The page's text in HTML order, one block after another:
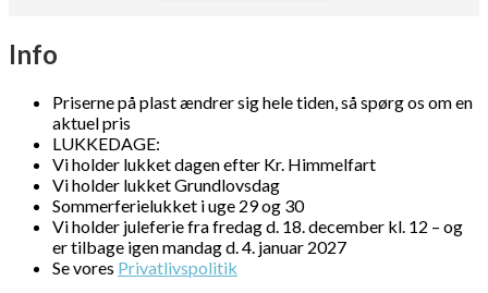
Info
Priserne på plast ændrer sig hele tiden, så spørg os om en
aktuel pris
LUKKEDAGE:
Vi holder lukket dagen efter Kr. Himmelfart
Vi holder lukket Grundlovsdag
Sommerferielukket i uge 29 og 30
Vi holder juleferie fra fredag d. 18. december kl. 12 – og
er tilbage igen mandag d. 4. januar 2027
Se vores Privatlivspolitik